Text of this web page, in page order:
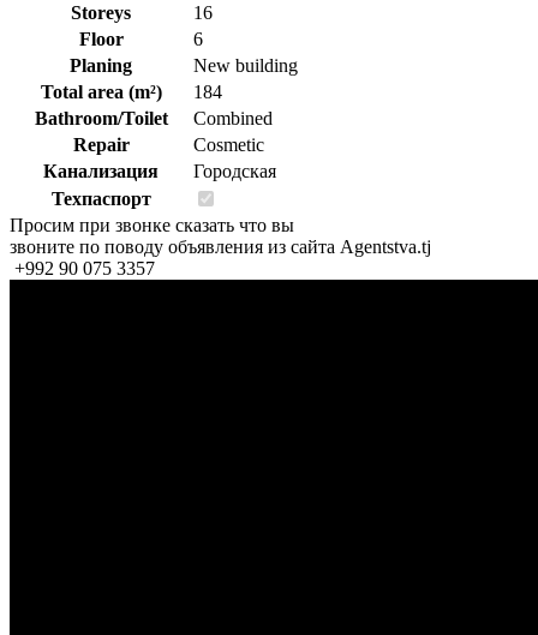
Storeys
16
Floor
6
Planing
New building
Total area (m²)
184
Bathroom/Toilet
Combined
Repair
Cosmetic
Канализация
Городская
Техпаспорт
Просим при звонке сказать что вы
звоните по поводу объявления из сайта Agentstva.tj
+992 90 075 3357